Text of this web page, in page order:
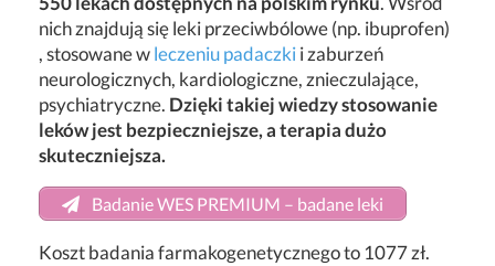
nich znajdują się leki przeciwbólowe (np. ibuprofen)
, stosowane wleczeniu padaczkii zaburzeń
neurologicznych, kardiologiczne, znieczulające,
psychiatryczne. Dzięki takiej wiedzy stosowanie
leków jest bezpieczniejsze, a terapia dużo
skuteczniejsza.
Badanie WES PREMIUM – badane leki
Koszt badania farmakogenetycznego to 1077 zł.